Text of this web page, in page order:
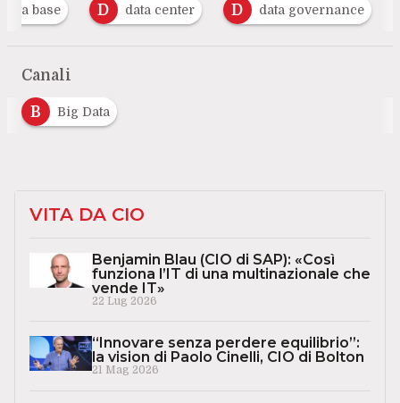
data base D data center D data governance
Canali
B Big Data
VITA DA CIO
Benjamin Blau (CIO di SAP): «Così
funziona l’IT di una multinazionale che
vende IT»
22 Lug 2026
“Innovare senza perdere equilibrio”:
la vision di Paolo Cinelli, CIO di Bolton
21 Mag 2026